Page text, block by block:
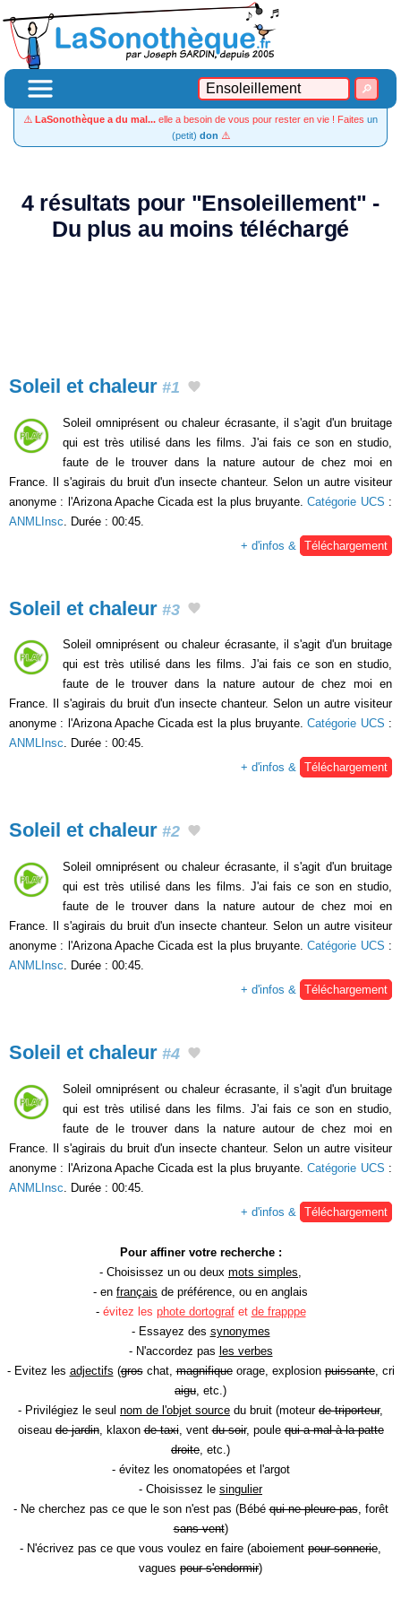
⚠️ LaSonothèque a du mal... elle a besoin de vous pour rester en vie ! Faites un
(petit) don ⚠️
4 résultats pour "Ensoleillement" -
Du plus au moins téléchargé
Soleil et chaleur #1
Soleil omniprésent ou chaleur écrasante, il s'agit d'un bruitage
qui est très utilisé dans les films. J'ai fais ce son en studio,
faute de le trouver dans la nature autour de chez moi en
France. Il s'agirais du bruit d'un insecte chanteur. Selon un autre visiteur
anonyme : l'Arizona Apache Cicada est la plus bruyante.Catégorie UCS :
ANMLInsc . Durée : 00:45.
+ d'infos &
Téléchargement
Soleil et chaleur #3
Soleil omniprésent ou chaleur écrasante, il s'agit d'un bruitage
qui est très utilisé dans les films. J'ai fais ce son en studio,
faute de le trouver dans la nature autour de chez moi en
France. Il s'agirais du bruit d'un insecte chanteur. Selon un autre visiteur
anonyme : l'Arizona Apache Cicada est la plus bruyante.Catégorie UCS :
ANMLInsc. Durée : 00:45.
+ d'infos & Téléchargement
Soleil et chaleur #2
Soleil omniprésent ou chaleur écrasante, il s'agit d'un bruitage
qui est très utilisé dans les films. J'ai fais ce son en studio,
faute de le trouver dans la nature autour de chez moi en
France. Il s'agirais du bruit d'un insecte chanteur. Selon un autre visiteur
anonyme : l'Arizona Apache Cicada est la plus bruyante.Catégorie UCS :
ANMLInsc . Durée : 00:45.
+ d'infos &
Téléchargement
Soleil et chaleur #4
Soleil omniprésent ou chaleur écrasante, il s'agit d'un bruitage
qui est très utilisé dans les films. J'ai fais ce son en studio,
faute de le trouver dans la nature autour de chez moi en
France. Il s'agirais du bruit d'un insecte chanteur. Selon un autre visiteur
anonyme : l'Arizona Apache Cicada est la plus bruyante.Catégorie UCS :
ANMLInsc . Durée : 00:45.
+ d'infos &
Téléchargement
Pour affiner votre recherche :
- Choisissez un ou deux mots simples
- en français de préférence, ou en anglais
- évitez les phote dortografet de frapppe
- Essayez des synonymes
- N'accordez pas les verbes
- Evitez les adjectifs (groschat,magnifiqueorage, explosionpuissante, cri
aigu , etc.)
- Privilégiez le seul nom de l'objet source du bruit (moteur de triporteur,
oiseaude jardin, klaxonde taxi, ventdu soir, poulequi a mal à la patte
droite , etc.)
- évitez les onomatopées et l'argot
- Choisissez le singulier
- Ne cherchez pas ce que le son n'est pas (Bébéqui ne pleure pas, forêt
sans vent)
- N'écrivez pas ce que vous voulez en faire (aboiement pour sonnerie
vagues pour s'endormir)